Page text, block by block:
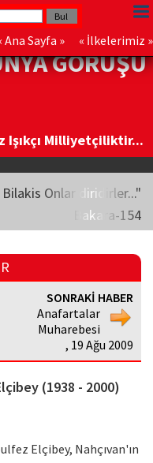
Ana Sayfa » « İlkelerimiz »
GÖRÜŞÜ
Işıkçı Milliyetçiliktir...
Onlar diridirler..."
Bakara-154
SONRAKİ HABER
Anafartalar
Muharebesi
, 19 Ağu 2009
(1938 - 2000)
Elçibey, Nahçıvan'ın